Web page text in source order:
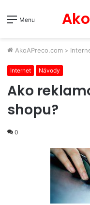
Menu
AkoAPreco.com >
Internet Návody
Ako
shopu?
0